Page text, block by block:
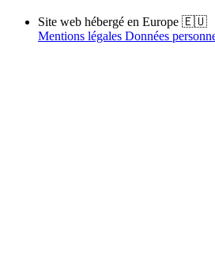
Site web hébergé en Europe 🇪🇺
Mentions légales Données